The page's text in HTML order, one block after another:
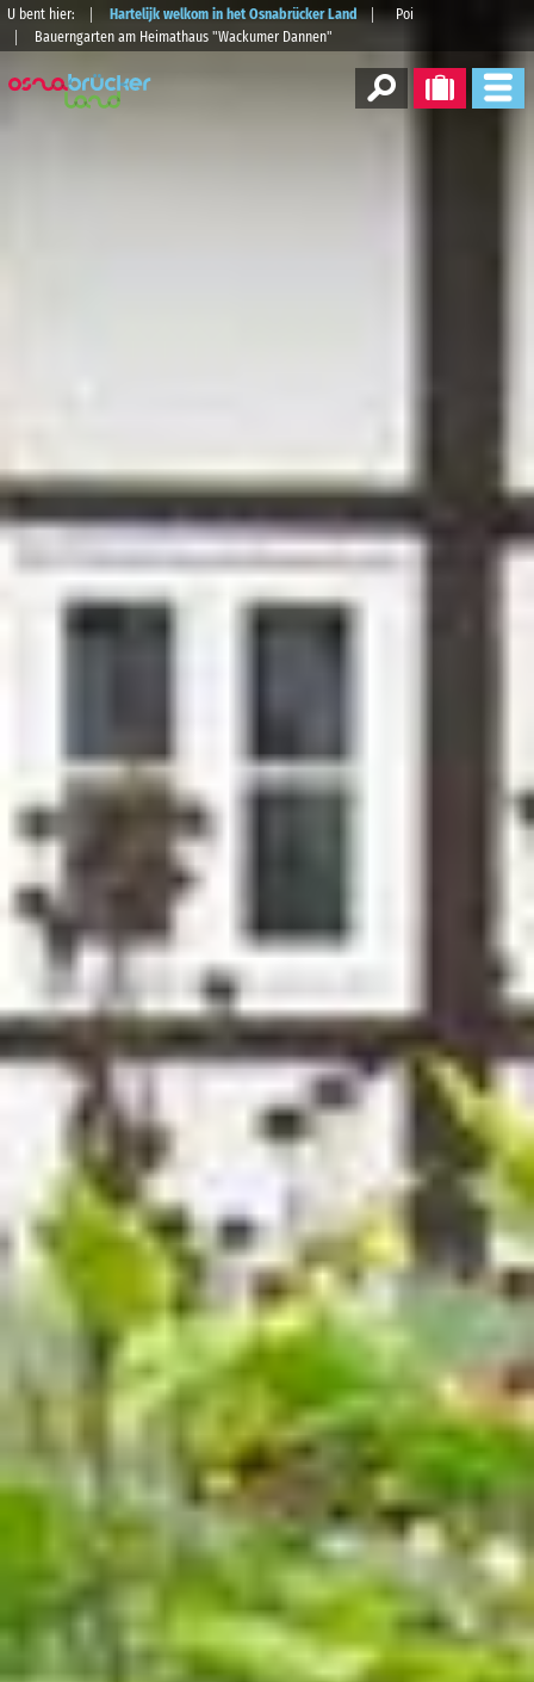
U bent hier: Hartelijk welkom in het Osnabrücker Land
Poi
Bauerngarten am Heimathaus "Wackumer Dannen"